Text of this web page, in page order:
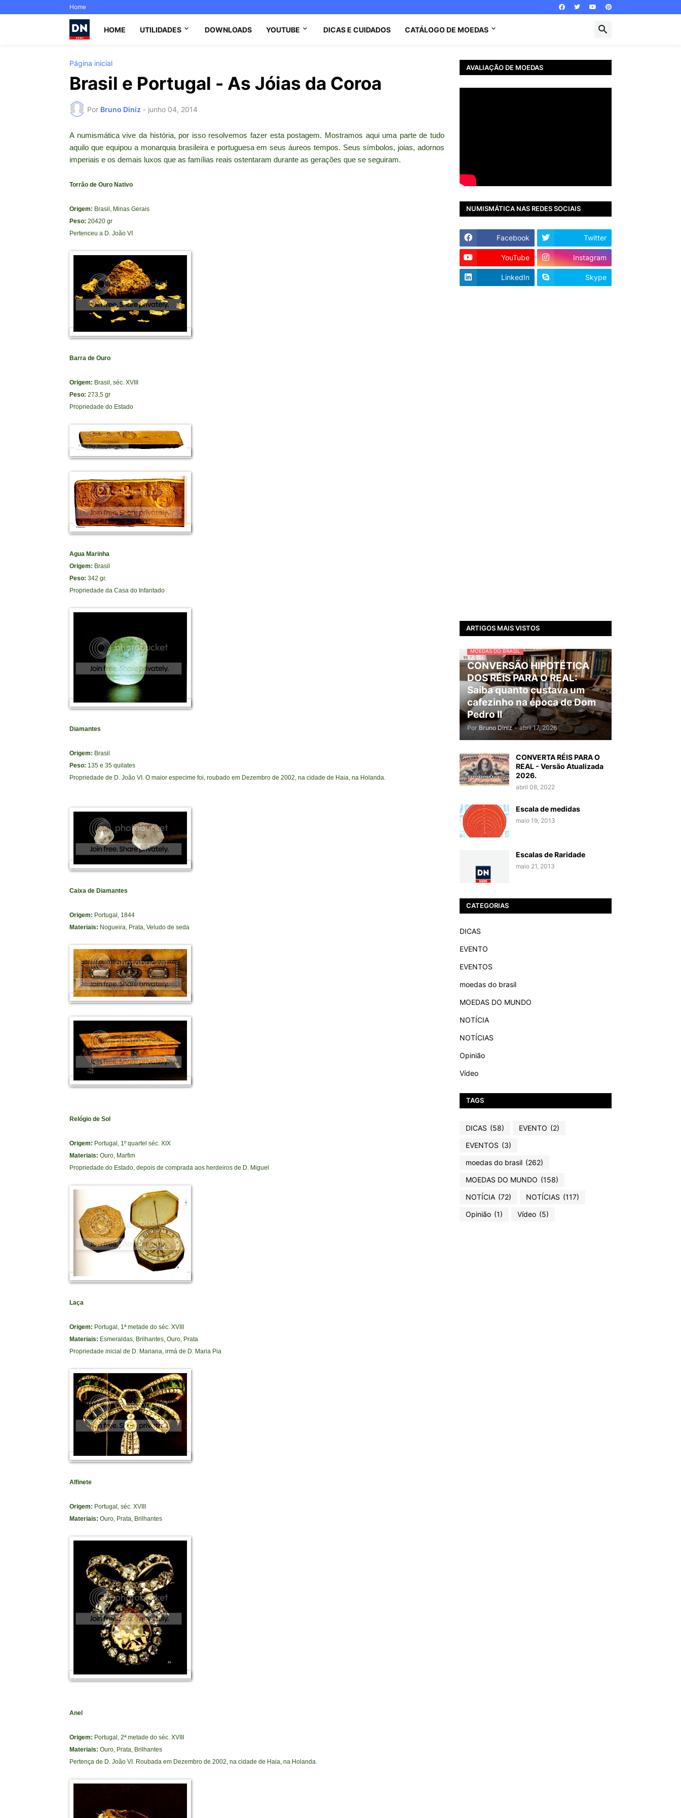
Home
HOME UTILIDADES DOWNLOADS YOUTUBE DICAS E CUIDADOS CATÁLOGO DE MOEDAS
Página inicial
Brasil e Portugal - As Jóias da Coroa
Por Bruno Diniz - junho 04, 2014
A numismática vive da história, por isso resolvemos fazer esta postagem. Mostramos aqui uma parte de tudo
aquilo que equipou a monarquia brasileira e portuguesa em seus áureos tempos. Seus símbolos, joias, adornos
imperiais e os demais luxos que as famílias reais ostentaram durante as gerações que se seguiram.
Torrão de Ouro Nativo
Origem: Brasil, Minas Gerais
Peso: 20420 gr
Pertenceu a D. João VI
Barra de Ouro
Origem: Brasil, séc. XVIII
Peso: 273,5 gr
Propriedade do Estado
Agua Marinha
Origem: Brasil
Peso: 342 gr.
Propriedade da Casa do Infantado
Diamantes
Origem: Brasil
Peso: 135 e 35 quilates
Propriedade de D. João VI. O maior especime foi, roubado em Dezembro de 2002, na cidade de Haia, na Holanda.
Caixa de Diamantes
Origem: Portugal, 1844
Materiais: Nogueira, Prata, Veludo de seda
Relógio de Sol
Origem: Portugal, 1º quartel séc. XIX
Materiais: Ouro, Marfim
Propriedade do Estado, depois de comprada aos herdeiros de D. Miguel
Laça
Origem: Portugal, 1ª metade do séc. XVIII
Materiais: Esmeraldas, Brilhantes, Ouro, Prata
Propriedade inicial de D. Mariana, irmá de D. Maria Pia
Alfinete
Origem: Portugal, séc. XVIII
Materiais: Ouro, Prata, Brilhantes
Anel
Origem: Portugal, 2ª metade do séc. XVIII
Materiais: Ouro, Prata, Brilhantes
Pertença de D. João VI. Roubada em Dezembro de 2002, na cidade de Haia, na Holanda.
AVALIAÇÃO DE MOEDAS
NUMISMÁTICA NAS REDES SOCIAIS
Facebook Twitter
YouTube Instagram
LinkedIn Skype
ARTIGOS MAIS VISTOS
MOEDAS DO BRASIL
CONVERSÃO HIPOTÉTICA
DOS RÉIS PARA O REAL:
Saiba quanto custava um
cafezinho na época de Dom
Pedro II
Por Bruno Diniz - abril 17, 2026
CONVERTA RÉIS PARA O
REAL - Versão Atualizada
2026.
abril 08, 2022
Escala de medidas
maio 19, 2013
Escalas de Raridade
maio 21, 2013
CATEGORIAS
DICAS
EVENTO
EVENTOS
moedas do brasil
MOEDAS DO MUNDO
NOTÍCIA
NOTÍCIAS
Opinião
Vídeo
TAGS
DICAS (58) EVENTO (2)
EVENTOS (3)
moedas do brasil (262)
MOEDAS DO MUNDO (158)
NOTÍCIA (72) NOTÍCIAS (117)
Opinião (1) Vídeo (5)